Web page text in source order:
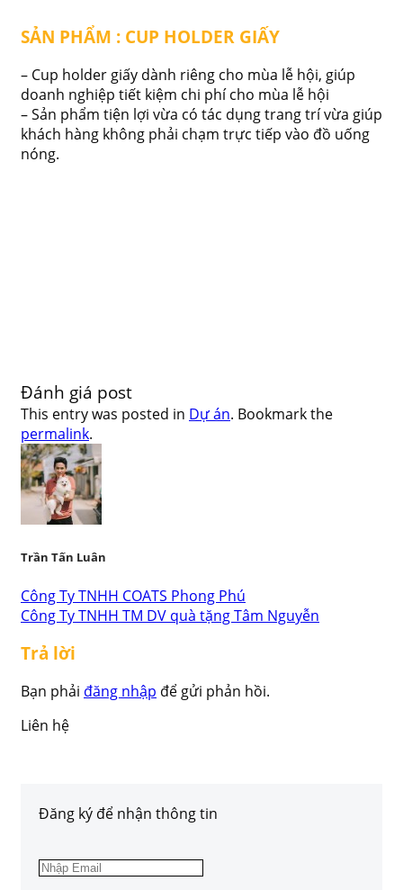
SẢN PHẨM : CUP HOLDER GIẤY
– Cup holder giấy dành riêng cho mùa lễ hội, giúp
doanh nghiệp tiết kiệm chi phí cho mùa lễ hội
– Sản phẩm tiện lợi vừa có tác dụng trang trí vừa giúp
khách hàng không phải chạm trực tiếp vào đồ uống
nóng.
Đánh giá post
This entry was posted in Dự án. Bookmark the
permalink.
Trần Tấn Luân
Công Ty TNHH COATS Phong Phú
Công Ty TNHH TM DV quà tặng Tâm Nguyễn
Trả lời
Bạn phải đăng nhập để gửi phản hồi.
Liên hệ
Đăng ký để nhận thông tin